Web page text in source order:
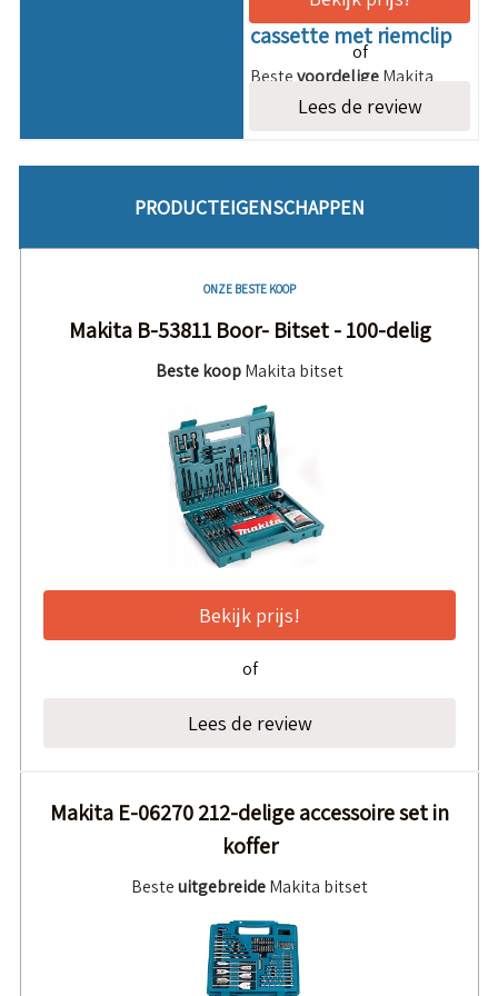
cassette met riemclip
BestevoordeligeMakita
of
Lees de review
PRODUCTEIGENSCHAPPEN
ONZE BESTE KOOP
Makita B-53811 Boor- Bitset - 100-delig
Beste koopMakita bitset
Bekijk prijs!
of
Lees de review
Makita E-06270 212-delige accessoire set in
koffer
BesteuitgebreideMakita bitset